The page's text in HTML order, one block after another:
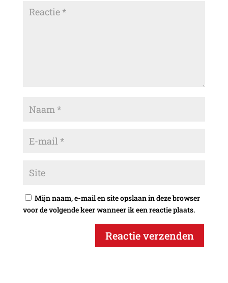
Mijn naam, e-mail en site opslaan in deze browser
voor de volgende keer wanneer ik een reactie plaats.